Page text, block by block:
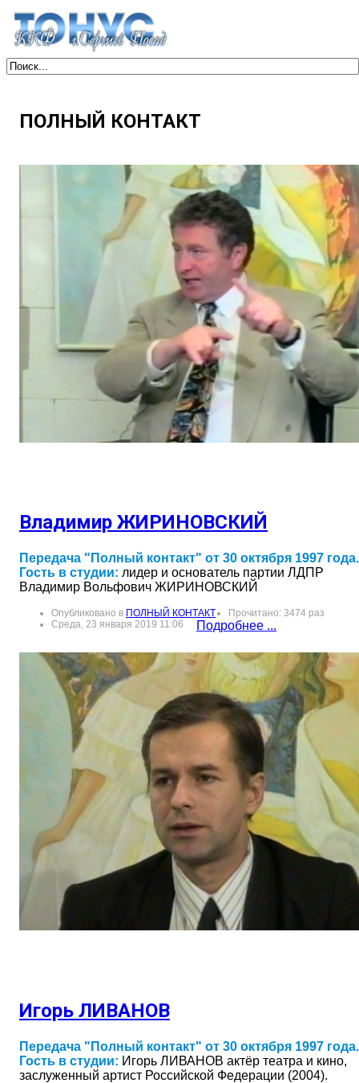
ПОЛНЫЙ КОНТАКТ
Владимир ЖИРИНОВСКИЙ
Передача "Полный контакт" от 30 октября 1997 года.
Гость в студии: лидер и основатель партии ЛДПР
Владимир Вольфович ЖИРИНОВСКИЙ
Опубликовано в ПОЛНЫЙ КОНТАКТ
Прочитано: 3474 раз
Среда, 23 января 2019 11:06
Подробнее ...
Игорь ЛИВАНОВ
Передача "Полный контакт" от 30 октября 1997 года.
Гость в студии: Игорь ЛИВАНОВ актёр театра и кино,
заслуженный артист Российской Федерации (2004).